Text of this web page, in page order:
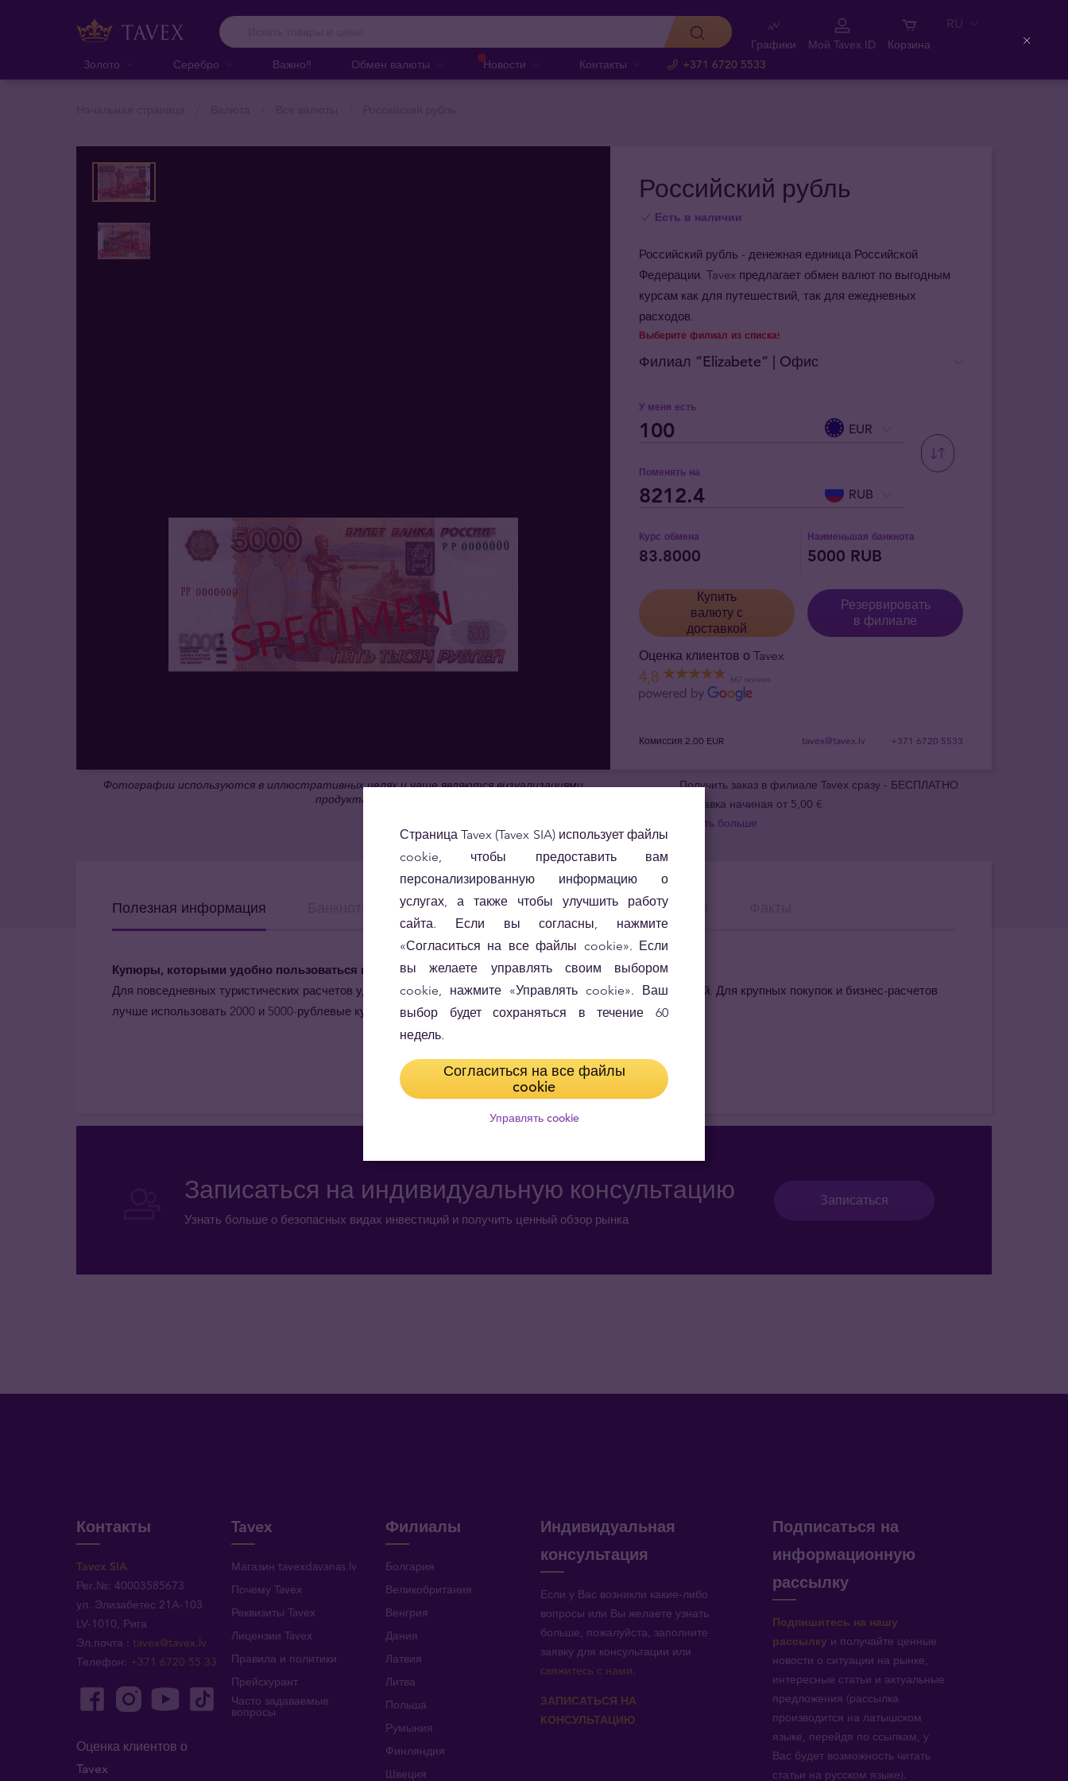
Золото Серебро Важно‼️ Обмен валюты Новости Контакты +371 6720 5533
Графики Мой Tavex ID Корзина
RU
Российский рубль
Есть в наличии
Российский рубль - денежная единица Российской
Федерации. Tavex предлагает обмен валют по выгодным
курсам как для путешествий, так для ежедневных
расходов.
Филиал ”Elizabete” | Oфис
Выберите филиал из списка!
У меня есть
EUR
Поменять на
RUB
Курс обмена
83.8000
Наименьшая банкнота
5000 RUB
Купить
валюту с
доставкой
Резервировать
в филиале
Оценка клиентов о Tavex
4,8 667 reviews
Комиссия 2.00 EUR tavex@tavex.lv +371 6720 5533
Получить заказ в филиале Tavex сразу - БЕСПЛАТНО
Доставка начиная от 5,00 €
Читать больше
Фотографии используются в иллюстративных целях и чаще являются визуализациями
продукта.
Полезная информация Шпаргалка График В обращении
Купюры, которыми удобно пользоваться каждый день
Для повседневных туристических расчетов удобны банкноты номиналом 10, 50, 100, 200, 500 и 1000 рублей. Для крупных покупок и бизнес-расчетов
лучше использовать 2000 и 5000-рублевые купюры.
Записаться на индивидуальную консультацию
Узнать больше о безопасных видах инвестиций и получить ценный обзор рынка
Записаться
Контакты
Tavex SIA
Рег.№: 40003585673
ул. Элизабетес 21A-103
LV-1010, Рига
Эл.почта :tavex@tavex.lv
Телефон: +371 6720 55 33
Оценка клиентов о
Tavex
Tavex
Магазин tavexdavanas.lv
Почему Tavex
Реквизиты Tavex
Лицензии Tavex
Правила и политики
Прейскурант
Часто задаваемые
вопросы
Филиалы
Болгария
Великобритания
Венгрия
Дания
Латвия
Литва
Польша
Румыния
Финляндия
Швеция
Индивидуальная
консультация
Если у Вас возникли какие-либо
вопросы или Вы желаете узнать
больше, пожалуйста, заполните
заявку для консультации или
свяжитесь с нами.
ЗАПИСАТЬСЯ НА
КОНСУЛЬТАЦИЮ
Подписаться на
информационную
рассылку
Подпишитесь на нашу
рассылку и получайте ценные
новости о ситуации на рынке,
интересные статьи и актуальные
предложения (рассылка
производится на латышском
языке, перейдя по ссылкам, у
Вас будет возможность читать
статьи на русском языке).
Страница Tavex (Tavex SIA) использует файлы
cookie, чтобы предоставить вам
персонализированную информацию о
услугах, а также чтобы улучшить работу
сайта. Если вы согласны, нажмите
«Согласиться на все файлы cookie». Если
вы желаете управлять своим выбором
cookie, нажмите «Управлять cookie». Ваш
выбор будет сохраняться в течение 60
недель.
Согласиться на все файлы
cookie
Управлять cookie
Close